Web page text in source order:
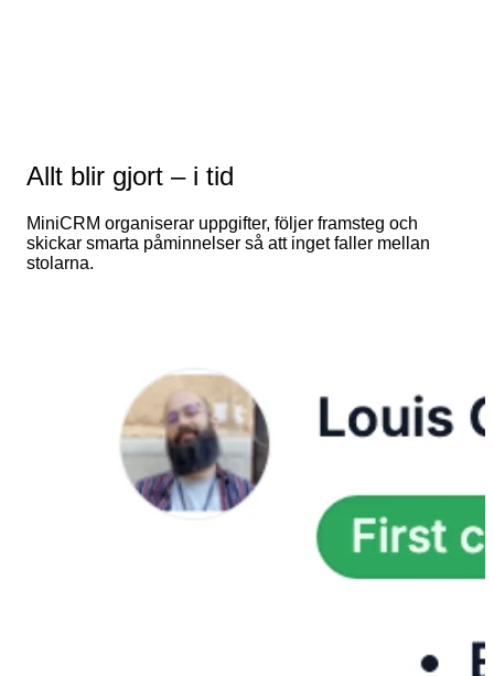
Allt blir gjort – i tid
MiniCRM organiserar uppgifter, följer framsteg och
skickar smarta påminnelser så att inget faller mellan
stolarna.